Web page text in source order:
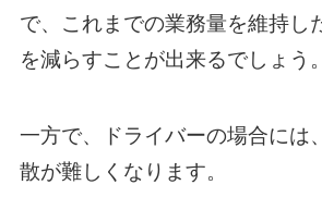
で、これまでの業務量を維持し
を減らすことが出来るでしょう。
一方で、ドライバーの場合には
散が難しくなります。